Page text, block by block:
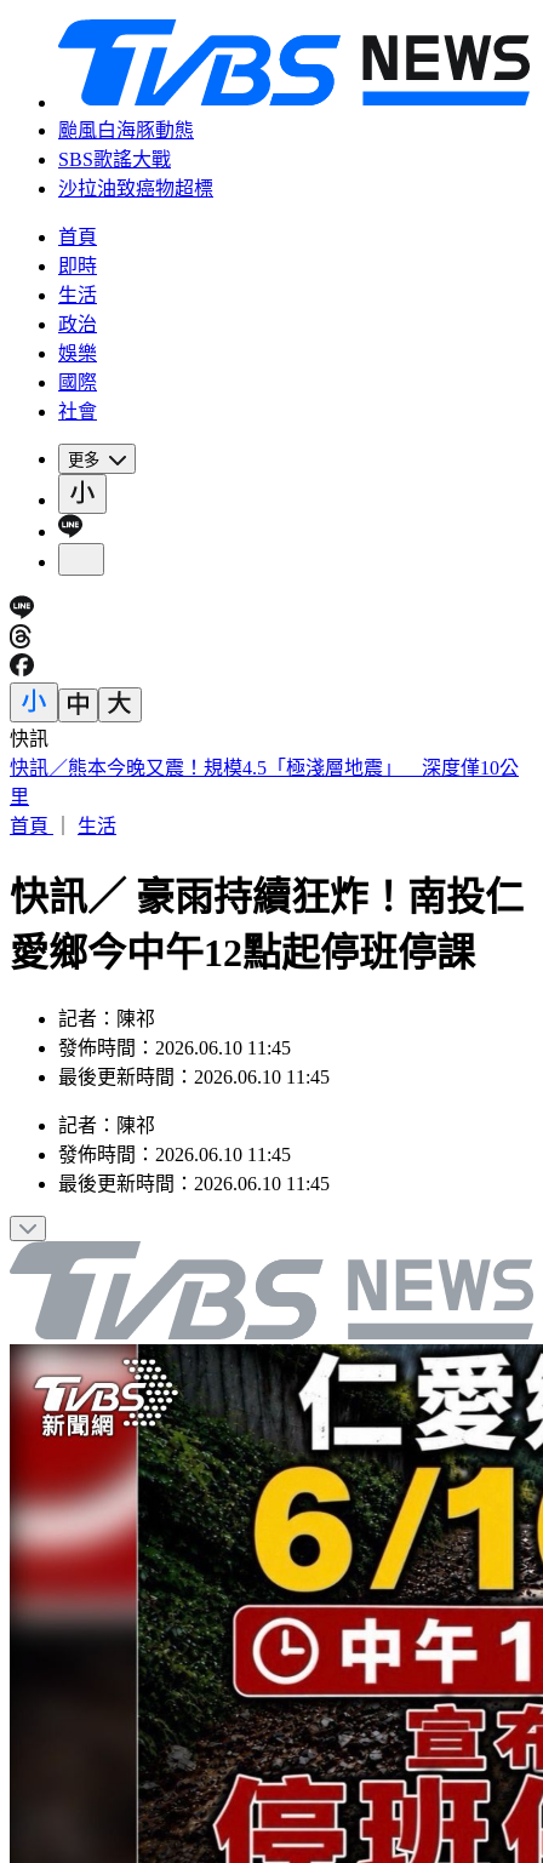
颱風白海豚動態
SBS歌謠大戰
沙拉油致癌物超標
首頁
即時
生活
政治
娛樂
國際
社會
更多
快訊
明知蘇丹紅超標4倍還賣 雲林黑心商稱「吃了不會怎樣」遭
判6月
首頁
生活
快訊／ 豪雨持續狂炸！南投仁
愛鄉今中午12點起停班停課
記者：陳祁
發佈時間：2026.06.10 11:45
最後更新時間：2026.06.10 11:45
記者 ： 陳祁
發佈時間： 2026.06.10 11:45
最後更新時間： 2026.06.10 11:45